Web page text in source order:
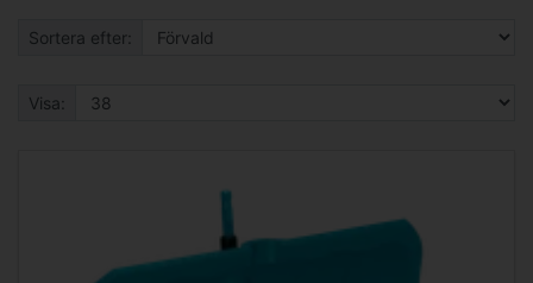
Sortera efter:
Visa: